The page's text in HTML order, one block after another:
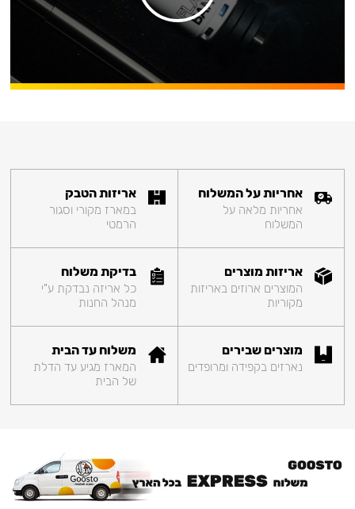
אחריות על המשלוח
אחריות מלאה על
המשלוח
אריזות הטבק
במארז מקורי וסגור
הרמטי
אריזות מוצרים
המוצרים ארוזים באריזות
מקוריות
בדיקת משלוח
כל אריזה נבדקת ע"י
מנהל החנות
מוצרים שבירים
נארזים בקפידה ומרופדים
משלוח עד הבית
המארז מגיע עד הדלת
של הבית